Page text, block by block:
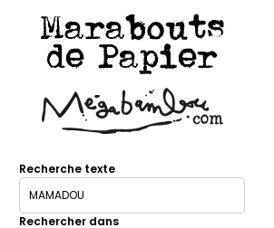
Marabouts
de Papier
Recherche texte
Rechercher dans